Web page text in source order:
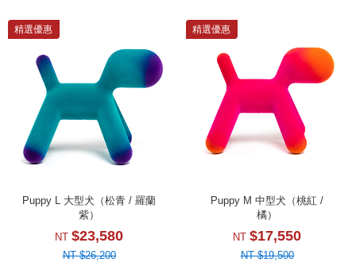
精選優惠
Puppy L 大型犬（松青 / 羅蘭
紫）
NT $23,580
NT $26,200
精選優惠
Puppy M 中型犬（桃紅 /
橘）
NT $17,550
NT $19,500